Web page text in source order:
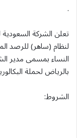
.
تعلن الشركة
لنظام (ساهر) للرصد
بالرياض لحملة
الشروط: